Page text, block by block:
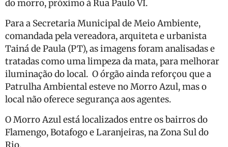
do morro, próximo à Rua Paulo VI.
Para a Secretaria Municipal de Meio Ambiente,
comandada pela vereadora, arquiteta e urbanista
Tainá de Paula (PT), as imagens foram analisadas e
tratadas como uma limpeza da mata, para melhorar
iluminação do local. O órgão ainda reforçou que a
Patrulha Ambiental esteve no Morro Azul, mas o
local não oferece segurança aos agentes.
O Morro Azul está localizados entre os bairros do
Flamengo, Botafogo e Laranjeiras, na Zona Sul do